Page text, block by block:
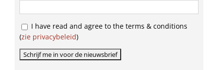
I have read and agree to the terms & conditions
(zie privacybeleid)